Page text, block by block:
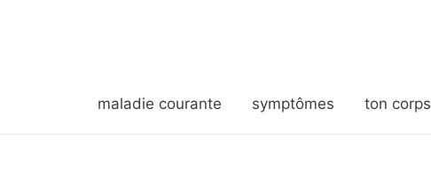
maladie courante symptômes ton corps